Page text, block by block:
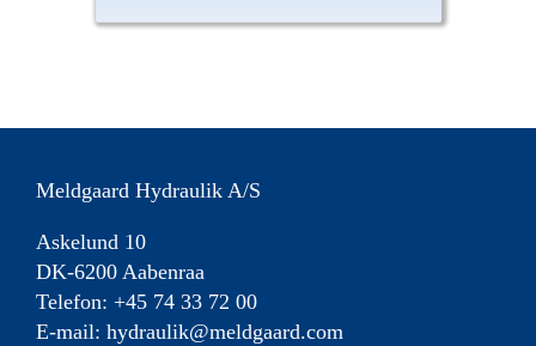
Meldgaard Hydraulik A/S
Askelund 10
DK-6200 Aabenraa
Telefon: +45 74 33 72 00
E-mail: hydraulik@meldgaard.com